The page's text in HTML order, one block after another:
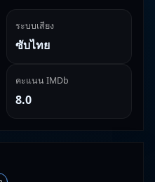
ระบบเสียง
ซับไทย
คะแนน IMDb
8.0